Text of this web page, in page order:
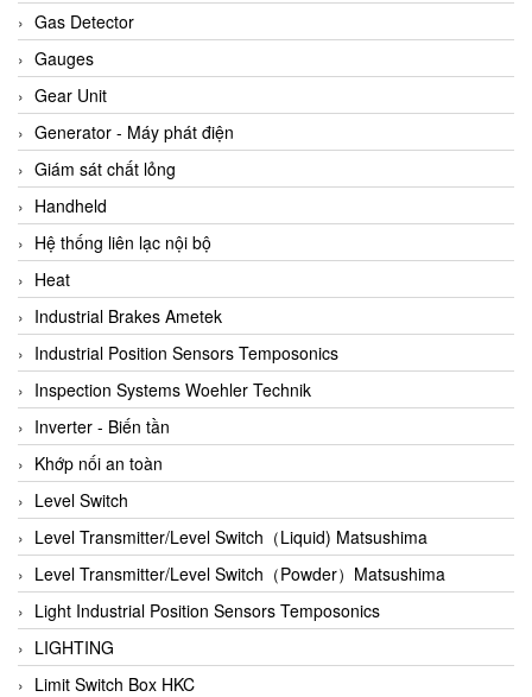
ARCA Regler
Arcos Hydraulik
Ardetem-Sfere-Vietnam
Argal
AS ENERGI
ASCO CO2
Asker
AT2E
ATC Pneumatic
ATEX System
ATI - IA
ATI (Analytical Technology Inc)
Atos
Atrax
Auma
Autec
Auto Flow
Automatic valve
Aventics
Gas Detector
Gauges
Gear Unit
Generator - Máy phát điện
Giám sát chất lỏng
Handheld
Hệ thống liên lạc nội bộ
Heat
Industrial Brakes Ametek
Industrial Position Sensors Temposonics
Inspection Systems Woehler Technik
Inverter - Biến tần
Khớp nối an toàn
Level Switch
Level Transmitter/Level Switch（Liquid) Matsushima
Level Transmitter/Level Switch（Powder）Matsushima
Light Industrial Position Sensors Temposonics
LIGHTING
Limit Switch Box HKC